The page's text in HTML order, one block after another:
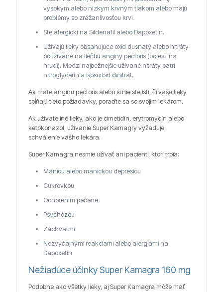
vysokým alebo nízkym krvným tlakom alebo majú
problémy so zrážanlivosťou krvi.
Ste alergickí na Sildenafil alebo Dapoxetín.
Užívajú lieky obsahujúce oxid dusnatý alebo nitráty
používané na liečbu anginy pectoris (bolesti na
hrudi). Medzi najbežnejšie užívané nitráty patrí
nitroglycerín a isosorbid dinitrát.
Ak máte anginu pectoris alebo si nie ste istí, či vaše lieky
spĺňajú tieto požiadavky, poraďte sa so svojím lekárom.
Ak užívate iné lieky, ako je cimetidín, erytromycín alebo
ketokonazol, užívanie Super Kamagry vyžaduje
schválenie vášho lekára.
Super Kamagra nesmie užívať ani pacienti, ktorí trpia:
Mániou alebo manickou depresiou
Cukrovkou
Ochorením pečene
Psychózou
Záchvatmi
Nezvyčajnými reakciami alebo alergiami na
Dapoxetín
Nežiadúce účinky Super Kamagra 160 mg
Podobne ako všetky lieky, aj Super Kamagra môže mať